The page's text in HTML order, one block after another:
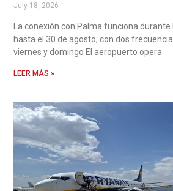
July 18, 2026
La conexión con Palma funciona
hasta el 30 de agosto, con dos
viernes y domingo El aeropuerto opera
LEER MÁS »